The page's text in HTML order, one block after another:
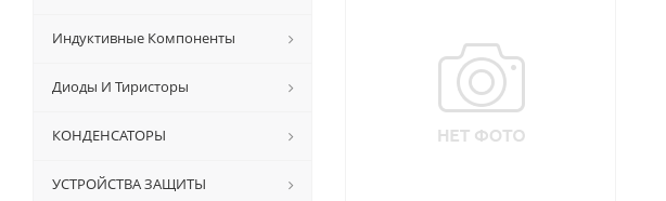
Индуктивные Компоненты
Диоды И Тиристоры
КОНДЕНСАТОРЫ
УСТРОЙСТВА ЗАЩИТЫ